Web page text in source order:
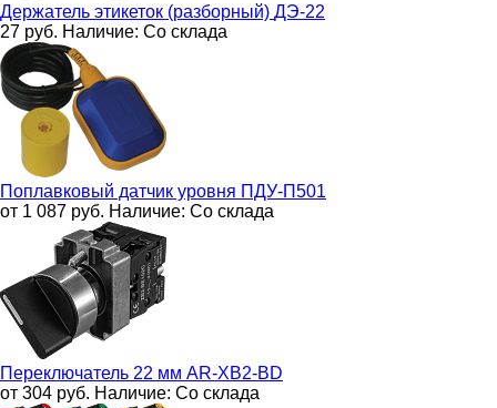
Держатель этикеток (разборный) ДЭ-22
27 руб. Наличие: Со склада
Поплавковый датчик уровня ПДУ-П501
от 1 087 руб. Наличие: Со склада
Переключатель 22 мм AR-XB2-BD
от 304 руб. Наличие: Со склада